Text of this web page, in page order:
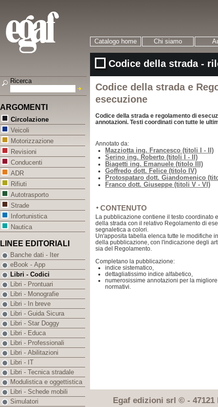
Catalogo home Chi siamo
Codice della strada -
Codice della strada e
esecuzione
Codice della strada e regolamento di
annotazioni. Testi coordinati con tutte le
Annotato da:
Mazziotta ing. Francesco (titoli I - II)
Serino ing. Roberto (titoli I - II)
Biagetti ing. Emanuele (titolo III)
Goffredo dott. Felice (titolo IV)
Protospataro dott. Giandomenico
Franco dott. Giuseppe (titoli V - VI)
CONTENUTO
La pubblicazione contiene il testo coordinato
della strada con il relativo Regolamento di
segnaletica a colori.
Un'apposita tabella elenca tutte le modifiche
della pubblicazione, con l'indicazione degli
sia del Regolamento.
Completano la pubblicazione:
indice sistematico,
dettagliatissimo indice alfabetico,
numerosissime annotazioni per la
normativi.
Egaf edizioni srl © - 47121
Ricerca
ARGOMENTI
Circolazione
Veicoli
Motorizzazione
Revisioni
Conducenti
ADR
Rifiuti
Autotrasporto
Strade
Infortunistica
Nautica
LINEE EDITORIALI
Banche dati - Iter
eBook - App
Libri - Codici
Libri - Prontuari
Libri - Monografie
Libri - In breve
Libri - Guida Sicura
Libri - Star Doggy
Libri - Educa
Libri - Professionali
Libri - Abilitazioni
Libri - IT
Libri - Tecnica stradale
Modulistica e oggettistica
Libri - Schede mobili
Simulatori